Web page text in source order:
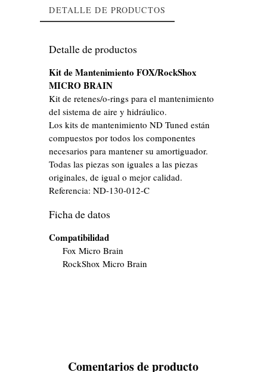
DETALLE DE PRODUCTOS
Detalle de productos
Kit de Mantenimiento FOX/RockShox
MICRO BRAIN
Kit de retenes/o-rings para el mantenimiento
del sistema de aire y hidráulico.
Los kits de mantenimiento ND Tuned están
compuestos por todos los componentes
necesarios para mantener su amortiguador.
Todas las piezas son iguales a las piezas
originales, de igual o mejor calidad.
Referencia:ND-130-012-C
Ficha de datos
Compatibilidad
Fox Micro Brain
RockShox Micro Brain
Comentarios de producto